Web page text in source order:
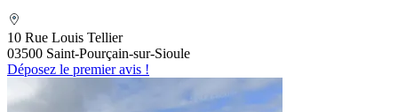
10 Rue Louis Tellier
03500 Saint-Pourçain-sur-Sioule
Déposez le premier avis !